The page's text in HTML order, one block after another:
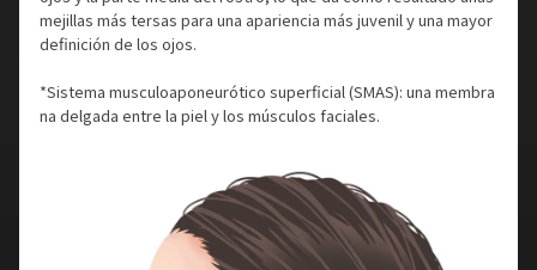
mejillas más tersas para una apariencia más juvenil y una mayor
definición de los ojos.
*Sistema musculoaponeurótico superficial (SMAS): una membra
na delgada entre la piel y los músculos faciales.